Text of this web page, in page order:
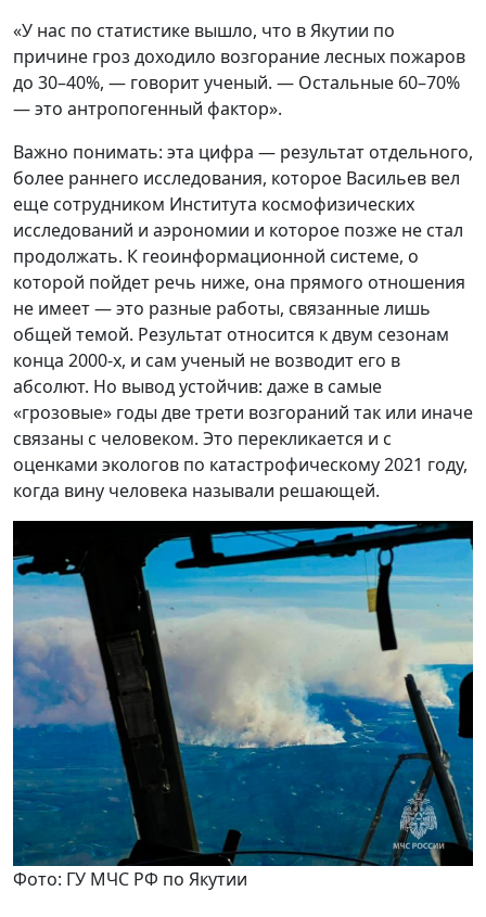
«У нас по статистике вышло, что в Якутии по
причине гроз доходило возгорание лесных пожаров
до 30–40%, — говорит ученый. — Остальные 60–70%
— это антропогенный фактор».
Важно понимать: эта цифра — результат отдельного,
более раннего исследования, которое Васильев вел
еще сотрудником Института космофизических
исследований и аэрономии и которое позже не стал
продолжать. К геоинформационной системе, о
которой пойдет речь ниже, она прямого отношения
не имеет — это разные работы, связанные лишь
общей темой. Результат относится к двум сезонам
конца 2000-х, и сам ученый не возводит его в
абсолют. Но вывод устойчив: даже в самые
«грозовые» годы две трети возгораний так или иначе
связаны с человеком. Это перекликается и с
оценками экологов по катастрофическому 2021 году,
когда вину человека называли решающей.
Фото: ГУ МЧС РФ по Якутии